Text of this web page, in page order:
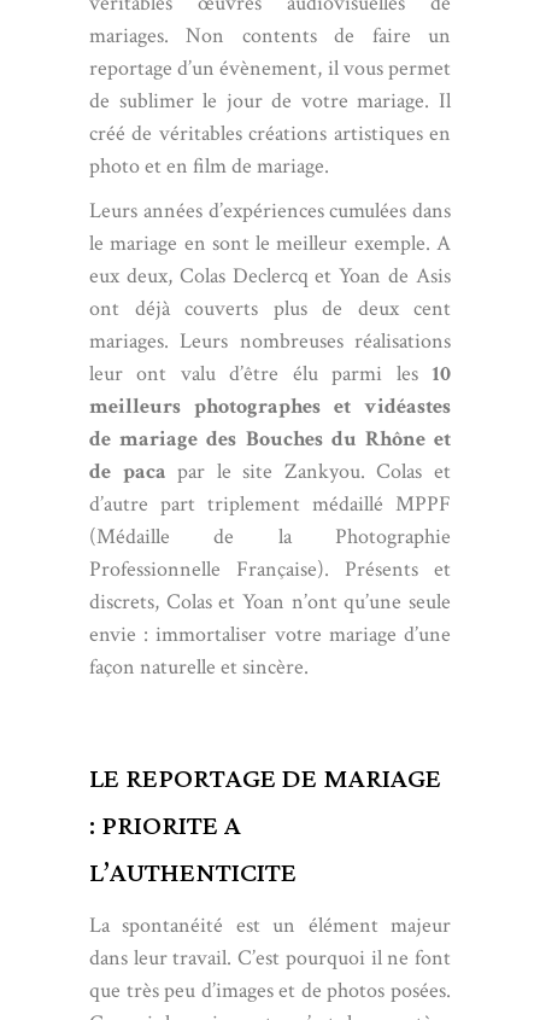
mariages. Non contents de faire un
reportage d’un évènement, il vous permet
de sublimer le jour de votre mariage. Il
créé de véritables créations artistiques en
photo et en film de mariage.
Leurs années d’expériences cumulées dans
le mariage en sont le meilleur exemple. A
eux deux, Colas Declercq et Yoan de Asis
ont déjà couverts plus de deux cent
mariages. Leurs nombreuses réalisations
leur ont valu d’être élu parmi les 10
meilleurs photographes et vidéastes
de mariage des Bouches du Rhône et
de paca par le site Zankyou. Colas et
d’autre part triplement médaillé MPPF
(Médaille de la Photographie
Professionnelle Française). Présents et
discrets, Colas et Yoan n’ont qu’une seule
envie : immortaliser votre mariage d’une
façon naturelle et sincère.
LE REPORTAGE DE MARIAGE
: PRIORITE A
L’AUTHENTICITE
La spontanéité est un élément majeur
dans leur travail. C’est pourquoi il ne font
que très peu d’images et de photos posées.